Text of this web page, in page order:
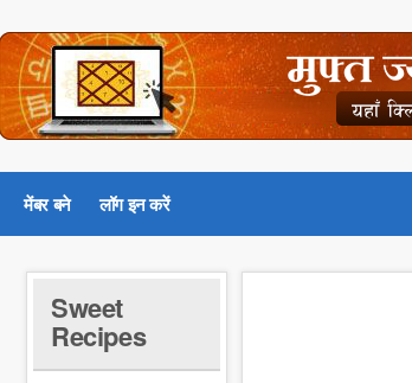
मेंबर बने लॉग इन करें
Sweet
Recipes